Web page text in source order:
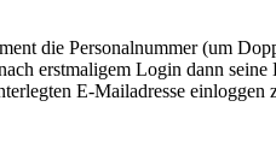
die Personalnummer (um
erstmaligem Login dann
E-Mailadresse einloggen